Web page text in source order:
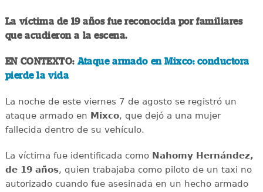
La víctima de 19 años fue reconocida por familiares
que acudieron a la escena.
EN CONTEXTO: Ataque armado en Mixco: conductora
pierde la vida
La noche de este viernes 7 de agosto se registró un
ataque armado en Mixco, que dejó a una mujer
fallecida dentro de su vehículo.
La víctima fue identificada como Nahomy Hernández,
de 19 años, quien trabajaba como piloto de un taxi no
autorizado cuando fue asesinada en un hecho armado